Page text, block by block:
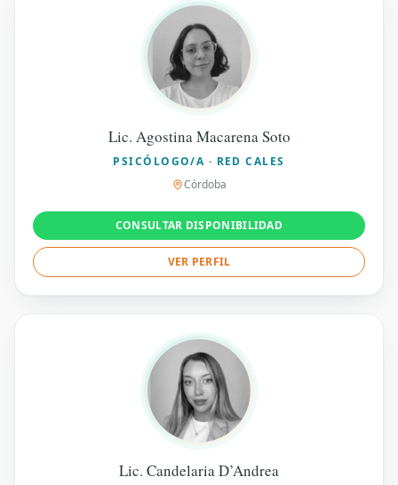
Lic. Agostina Macarena Soto
PSICÓLOGO/A · RED CALES
Córdoba
CONSULTAR DISPONIBILIDAD
VER PERFIL
Lic. Candelaria D’Andrea